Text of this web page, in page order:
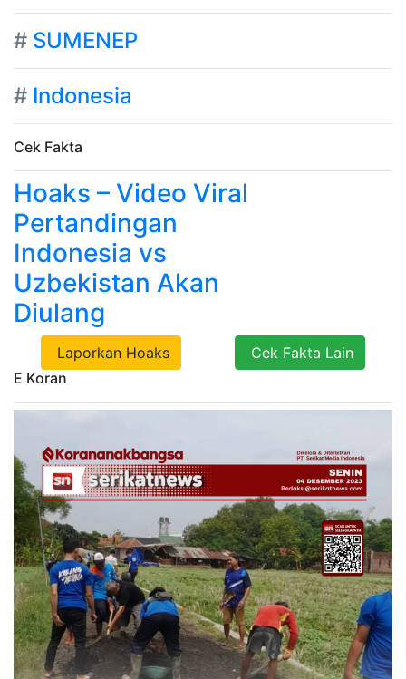
# SUMENEP
# Indonesia
Cek Fakta
Hoaks – Video Viral
Pertandingan
Indonesia vs
Uzbekistan Akan
Diulang
Laporkan Hoaks
Cek Fakta Lain
E Koran